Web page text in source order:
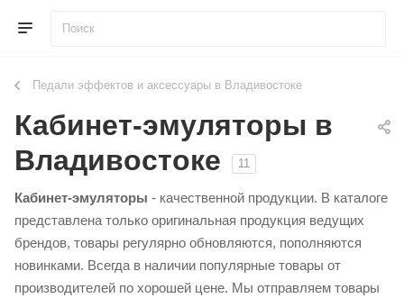
Педали эффектов и аксессуары в Владивостоке
Кабинет-эмуляторы в
Владивостоке
11
Кабинет-эмуляторы - качественной продукции. В каталоге
представлена только оригинальная продукция ведущих
брендов, товары регулярно обновляются, пополняются
новинками. Всегда в наличии популярные товары от
производителей по хорошей цене. Мы отправляем товары